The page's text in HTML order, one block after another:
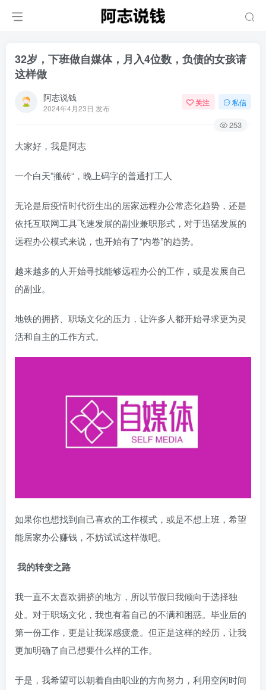
32岁，下班做自媒体，月入4位数，负债的女孩请
这样做
阿志说钱
2024年4月23日 发布
关注 私信
253
大家好，我是阿志
一个白天”搬砖“，晚上码字的普通打工人
无论是后疫情时代衍生出的居家远程办公常态化趋势，还是
依托互联网工具飞速发展的副业兼职形式，对于迅猛发展的
远程办公模式来说，也开始有了“内卷”的趋势。
越来越多的人开始寻找能够远程办公的工作，或是发展自己
的副业。
地铁的拥挤、职场文化的压力，让许多人都开始寻求更为灵
活和自主的工作方式。
如果你也想找到自己喜欢的工作模式，或是不想上班，希望
能居家办公赚钱，不妨试试这样做吧。
我的转变之路
我一直不太喜欢拥挤的地方，所以节假日我倾向于选择独
处。对于职场文化，我也有着自己的不满和困惑。毕业后的
第一份工作，更是让我深感疲惫。但正是这样的经历，让我
更加明确了自己想要什么样的工作。
于是，我希望可以朝着自由职业的方向努力，利用空闲时间